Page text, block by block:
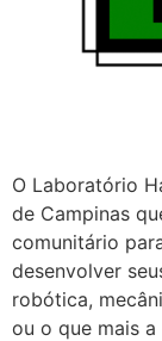
O Laboratório
de Campinas
comunitário
desenvolver
robótica,
ou o que mais